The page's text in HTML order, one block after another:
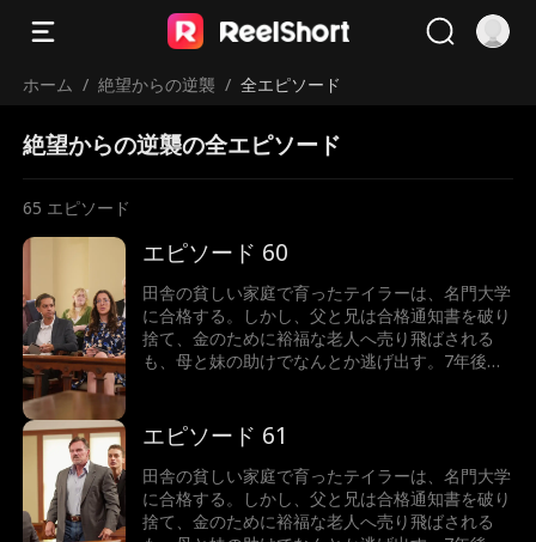
ホーム / 絶望からの逆襲 / 全エピソード
絶望からの逆襲の全エピソード
65 エピソード
エピソード 60
田舎の貧しい家庭で育ったテイラーは、名門大学
に合格する。しかし、父と兄は合格通知書を破り
捨て、金のために裕福な老人へ売り飛ばされる
も、母と妹の助けでなんとか逃げ出す。7年後、
よって売り飛ばされた妹の姿だった。怒りに燃え
るテイラーは、正義の鉄槌を下すことができるの
か！
エピソード 61
田舎の貧しい家庭で育ったテイラーは、名門大学
に合格する。しかし、父と兄は合格通知書を破り
捨て、金のために裕福な老人へ売り飛ばされる